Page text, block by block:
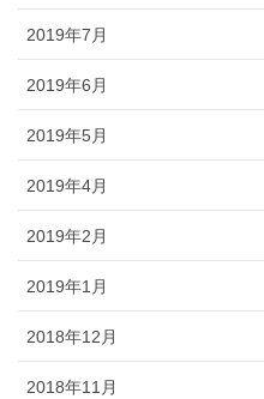
2019年7月
2019年6月
2019年5月
2019年4月
2019年2月
2019年1月
2018年12月
2018年11月